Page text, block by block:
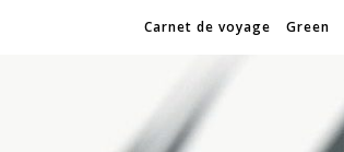
Carnet de voyage Green